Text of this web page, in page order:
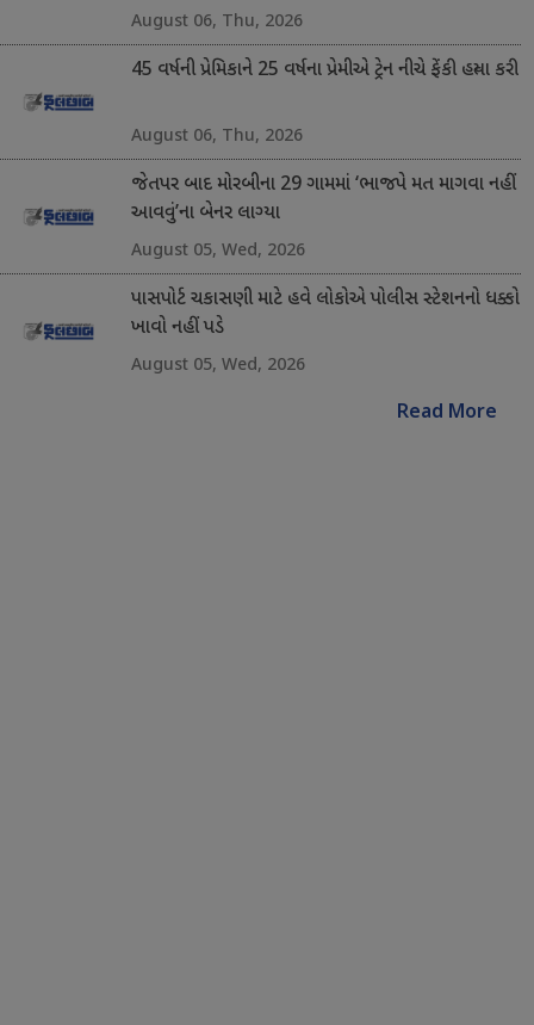
August 06, Thu, 2026
45 વર્ષની પ્રેમિકાને 25 વર્ષના પ્રેમીએ ટ્રેન નીચે ફેંકી હત્યા કરી
August 06, Thu, 2026
જેતપર બાદ મોરબીના 29 ગામમાં ‘ભાજપે મત માગવા નહીં
આવવું’ના બેનર લાગ્યા
August 05, Wed, 2026
પાસપોર્ટ ચકાસણી માટે હવે લોકોએ પોલીસ સ્ટેશનનો ધક્કો
ખાવો નહીં પડે
August 05, Wed, 2026
Read More